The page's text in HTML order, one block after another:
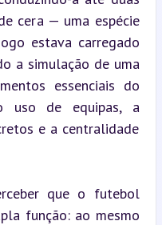
cera — uma espécie
estava carregado
a simulação de uma
essenciais do
uso de equipas, a
e a centralidade
que o futebol
função: ao mesmo